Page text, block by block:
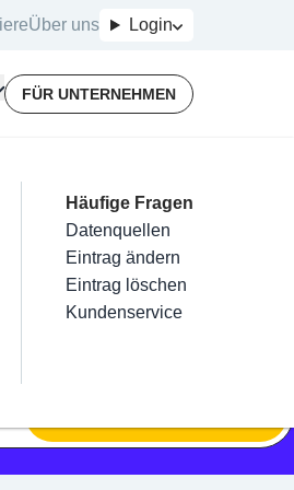
Über uns Login
Für Unternehmer
Terminbuchung
Kostenlose Beratung
Mein Firmeneintrag
Eintrag hinzufügen
Eintrag beanspruchen
Eintrag verwalten
Eintrag bewerben
Häufige Fragen
Datenquellen
Eintrag ändern
Eintrag löschen
Kundenservice
FÜR UNTERNEHMEN